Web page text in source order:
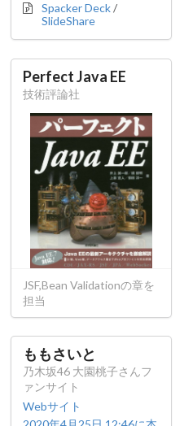
Spacker Deck/
SlideShare
Perfect Java EE
技術評論社
JSF,Bean Validationの章を
担当
ももさいと
乃木坂46 大園桃子さんフ
ァンサイト
Webサイト